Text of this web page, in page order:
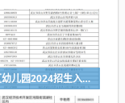
武汉洪山区幼儿园2024招生入园服务电话一览表